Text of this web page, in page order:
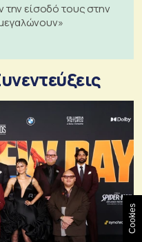
την είσοδό τους στην
Cookies